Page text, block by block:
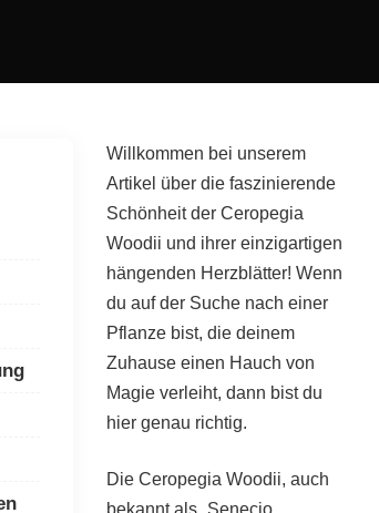
Willkommen bei unserem
Artikel über die faszinierende
Schönheit der Ceropegia
Woodii und ihrer einzigartigen
hängenden Herzblätter! Wenn
du auf der Suche nach einer
Pflanze bist, die deinem
Zuhause einen Hauch von
Magie verleiht, dann bist du
hier genau richtig.
Die Ceropegia Woodii, auch
bekannt als „Senecio